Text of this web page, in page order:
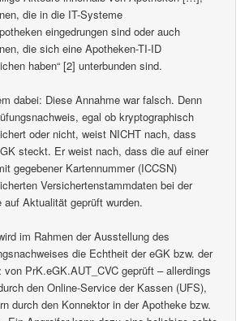
die in die IT-Systeme
eingedrungen sind oder auch
die sich eine Apotheken-TI-ID
haben“ [2] unterbunden sind.
dabei: Diese Annahme war falsch. Denn
egal ob kryptographisch
oder nicht, weist NICHT nach, dass
steckt. Er weist nach, dass die auf einer
gegebener Kartennummer (ICCSN)
Versichertenstammdaten bei der
auf Aktualität geprüft wurden.
im Rahmen der Ausstellung des
die Echtheit der eGK bzw. der
von PrK.eGK.AUT_CVC geprüft – allerdings
den Online-Service der Kassen (UFS),
durch den Konnektor in der Apotheke bzw.